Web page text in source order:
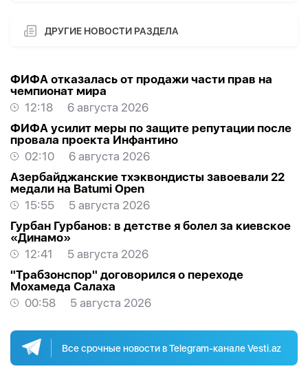
ДРУГИЕ НОВОСТИ РАЗДЕЛА
ФИФА отказалась от продажи части прав на
чемпионат мира
12:18
6 августа 2026
ФИФА усилит меры по защите репутации после
провала проекта Инфантино
02:10
6 августа 2026
Азербайджанские тхэквондисты завоевали 22
медали на Batumi Open
15:55
5 августа 2026
Гурбан Гурбанов: в детстве я болел за киевское
«Динамо»
12:41
5 августа 2026
"Трабзонспор" договорился о переходе
Мохамеда Салаха
00:58
5 августа 2026
Все срочные новости в Telegram-канале Vesti.az